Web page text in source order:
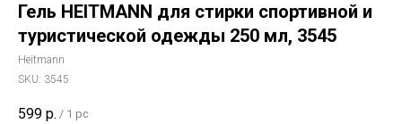
Гель HEITMANN для стирки спортивной и
туристической одежды 250 мл, 3545
Heitmann
SKU: 3545
599 р. / 1 pc